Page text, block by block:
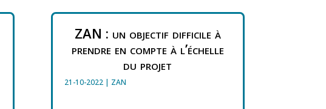
ZAN : un objectif difficile à
prendre en compte à l’échelle
du projet
21-10-2022| ZAN